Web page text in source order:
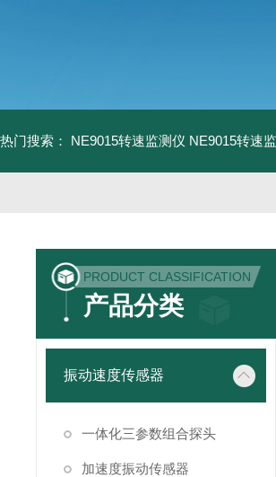
热门搜索： NE9015转速监测仪 NE9015转速
PRODUCT CLASSIFICATION
产品分类
振动速度传感器
一体化三参数组合探头
加速度振动传感器